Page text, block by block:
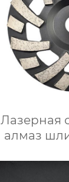
Лазерная
алмаз